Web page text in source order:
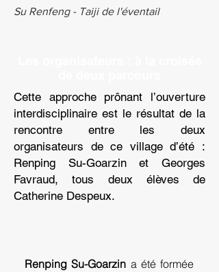
Su Renfeng - Taiji de l'éventail
Cette approche prônant l’ouverture
interdisciplinaire est le résultat de la
rencontre entre les deux
organisateurs de ce village d’été :
Renping Su-Goarzin et Georges
Favraud, tous deux élèves de
Catherine Despeux.
Renping Su-Goarzin a été formée